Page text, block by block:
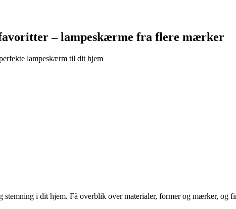
favoritter – lampeskærme fra flere mærker
lampeskærm til dit hjem
stemning i dit hjem. Få overblik over materialer, former og mærker,